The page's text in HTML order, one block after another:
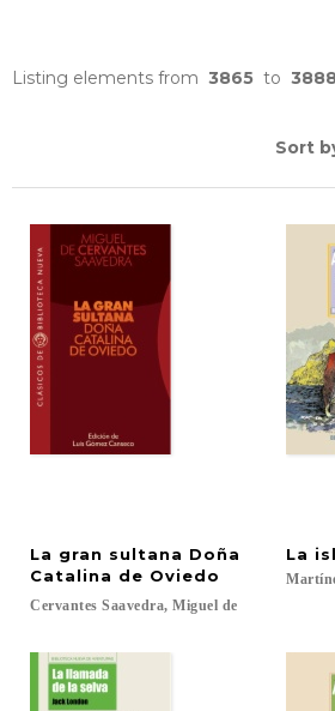
Listing elements from 3865 to 3888
Sort
La gran sultana Doña
Catalina de Oviedo
Cervantes Saavedra, Miguel de
La